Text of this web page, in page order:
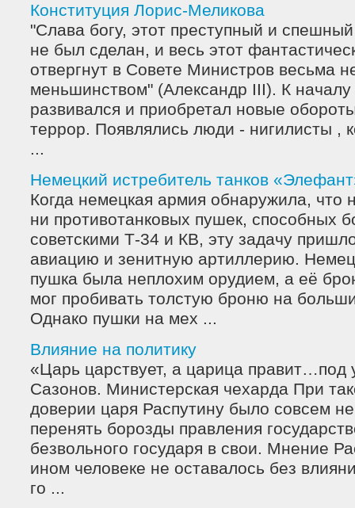
Конституция Лорис-Меликова
"Слава богу, этот преступный и
не был сделан, и весь этот
отвергнут в Совете Министров весьма
меньшинством" (Александр III). К началу
развивался и приобретал новые
террор. Появлялись люди - нигилисты ,
...
Немецкий истребитель танков
Когда немецкая армия обнаружила, что
ни противотанковых пушек, способных
советскими Т-34 и КВ, эту задачу
авиацию и зенитную артиллерию.
пушка была неплохим орудием, а её
мог пробивать толстую броню на
Однако пушки на мех ...
Влияние на политику
«Царь царствует, а царица правит…под
Сазонов. Министерская чехарда При
доверии царя Распутину было совсем
перенять борозды правления
безвольного государя в свои. Мнение
ином человеке не оставалось без
го ...